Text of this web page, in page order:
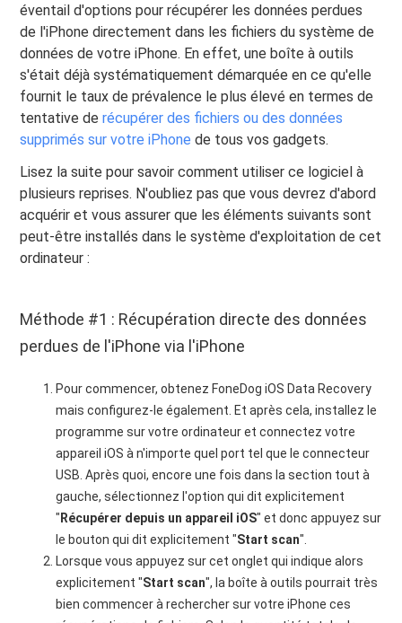
éventail d'options pour récupérer les données perdues
de l'iPhone directement dans les fichiers du système de
données de votre iPhone. En effet, une boîte à outils
s'était déjà systématiquement démarquée en ce qu'elle
fournit le taux de prévalence le plus élevé en termes de
tentative derécupérer des fichiers ou des données
supprimés sur votre iPhone de tous vos gadgets.
Lisez la suite pour savoir comment utiliser ce logiciel à
plusieurs reprises. N'oubliez pas que vous devrez d'abord
acquérir et vous assurer que les éléments suivants sont
peut-être installés dans le système d'exploitation de cet
ordinateur :
Méthode #1 : Récupération directe des données
perdues de l'iPhone via l'iPhone
Pour commencer, obtenez FoneDog iOS Data Recovery
mais configurez-le également. Et après cela, installez le
programme sur votre ordinateur et connectez votre
appareil iOS à n'importe quel port tel que le connecteur
USB. Après quoi, encore une fois dans la section tout à
gauche, sélectionnez l'option qui dit explicitement
" Récupérer depuis un appareil iOS" et donc appuyez sur
le bouton qui dit explicitement "Start scan".
Lorsque vous appuyez sur cet onglet qui indique alors
explicitement "Start scan", la boîte à outils pourrait très
bien commencer à rechercher sur votre iPhone ces